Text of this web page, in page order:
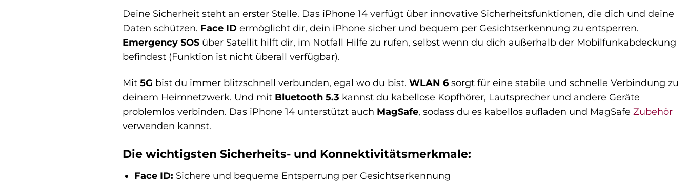
Deine Sicherheit steht an erster Stelle. Das iPhone 14 verfügt über innovative Sicherheitsfunktionen, die dich und deine
Daten schützen. Face ID ermöglicht dir, dein iPhone sicher und bequem per Gesichtserkennung zu entsperren.
Emergency SOS über Satellit hilft dir, im Notfall Hilfe zu rufen, selbst wenn du dich außerhalb der Mobilfunkabdeckung
befindest (Funktion ist nicht überall verfügbar).
Mit 5G bist du immer blitzschnell verbunden, egal wo du bist. WLAN 6 sorgt für eine stabile und schnelle Verbindung zu
deinem Heimnetzwerk. Und mit Bluetooth 5.3 kannst du kabellose Kopfhörer, Lautsprecher und andere Geräte
problemlos verbinden. Das iPhone 14 unterstützt auch MagSafe, sodass du es kabellos aufladen und MagSafe Zubehör
verwenden kannst.
Die wichtigsten Sicherheits- und Konnektivitätsmerkmale:
Face ID: Sichere und bequeme Entsperrung per Gesichtserkennung